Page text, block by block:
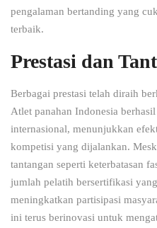
pengalaman bertanding yang
terbaik.
Prestasi dan
Berbagai prestasi telah diraih
Atlet panahan Indonesia
internasional, menunjukkan
kompetisi yang dijalankan.
tantangan seperti keterbatasan
jumlah pelatih bersertifikasi
meningkatkan partisipasi
ini terus berinovasi untuk